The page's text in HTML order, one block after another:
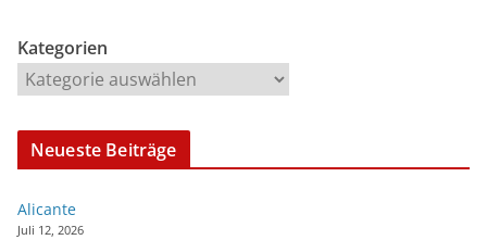
Kategorien
Neueste Beiträge
Alicante
Juli 12, 2026